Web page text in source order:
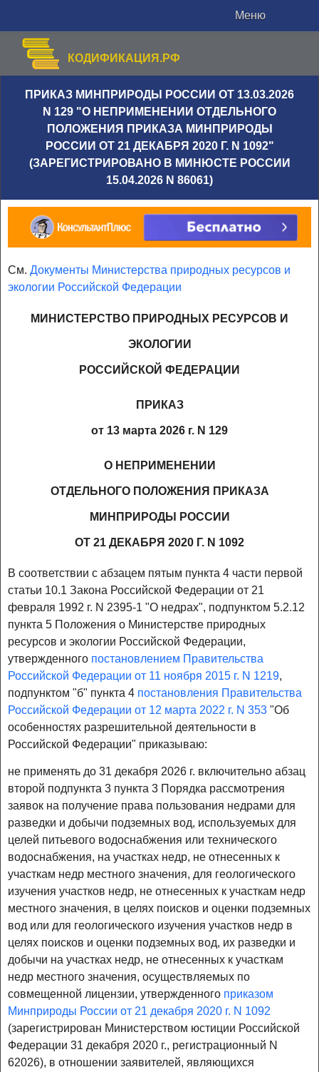
Меню
КОДИФИКАЦИЯ.РФ
ПРИКАЗ МИНПРИРОДЫ РОССИИ ОТ 13.03.2026
N 129 "О НЕПРИМЕНЕНИИ ОТДЕЛЬНОГО
ПОЛОЖЕНИЯ ПРИКАЗА МИНПРИРОДЫ
РОССИИ ОТ 21 ДЕКАБРЯ 2020 Г. N 1092"
(ЗАРЕГИСТРИРОВАНО В МИНЮСТЕ РОССИИ
15.04.2026 N 86061)
См. Документы Министерства природных ресурсов и
экологии Российской Федерации
МИНИСТЕРСТВО ПРИРОДНЫХ РЕСУРСОВ И
ЭКОЛОГИИ
РОССИЙСКОЙ ФЕДЕРАЦИИ
ПРИКАЗ
от 13 марта 2026 г. N 129
О НЕПРИМЕНЕНИИ
ОТДЕЛЬНОГО ПОЛОЖЕНИЯ ПРИКАЗА
МИНПРИРОДЫ РОССИИ
ОТ 21 ДЕКАБРЯ 2020 Г. N 1092
В соответствии с абзацем пятым пункта 4 части первой
статьи 10.1 Закона Российской Федерации от 21
февраля 1992 г. N 2395-1 "О недрах", подпунктом 5.2.12
пункта 5 Положения о Министерстве природных
ресурсов и экологии Российской Федерации,
утвержденного постановлением Правительства
Российской Федерации от 11 ноября 2015 г. N 1219,
подпунктом "б" пункта 4 постановления Правительства
Российской Федерации от 12 марта 2022 г. N 353 "Об
особенностях разрешительной деятельности в
Российской Федерации" приказываю:
не применять до 31 декабря 2026 г. включительно абзац
второй подпункта 3 пункта 3 Порядка рассмотрения
заявок на получение права пользования недрами для
разведки и добычи подземных вод, используемых для
целей питьевого водоснабжения или технического
водоснабжения, на участках недр, не отнесенных к
участкам недр местного значения, для геологического
изучения участков недр, не отнесенных к участкам недр
местного значения, в целях поисков и оценки подземных
вод или для геологического изучения участков недр в
целях поисков и оценки подземных вод, их разведки и
добычи на участках недр, не отнесенных к участкам
недр местного значения, осуществляемых по
совмещенной лицензии, утвержденного приказом
Минприроды России от 21 декабря 2020 г. N 1092
(зарегистрирован Министерством юстиции Российской
Федерации 31 декабря 2020 г., регистрационный N
62026), в отношении заявителей, являющихся